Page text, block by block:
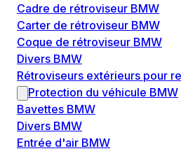
Cadre de rétroviseur BMW
Carter de rétroviseur BMW
Coque de rétroviseur BMW
Divers BMW
Rétroviseurs extérieurs pour
Protection du véhicule BMW
Bavettes BMW
Divers BMW
Entrée d'air BMW